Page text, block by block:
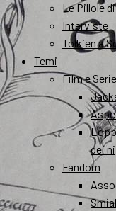
Le Pillole
Interviste
Tolkien a
Temi
Film e
dei
Fandom